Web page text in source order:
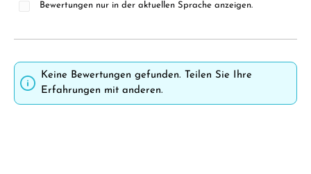
Bewertungen nur in der aktuellen Sprache anzeigen.
Keine Bewertungen gefunden. Teilen Sie Ihre
Erfahrungen mit anderen.